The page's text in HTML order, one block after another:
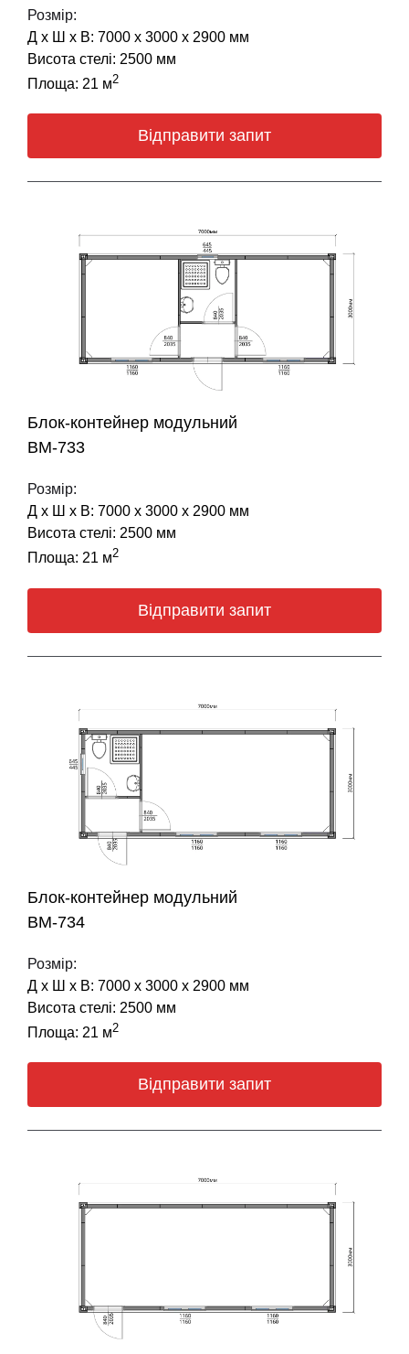
Розмір:
Д х Ш х В: 7000 х 3000 х 2900 мм
Висота стелі: 2500 мм
Площа: 21 м2
Відправити запит
Блок-контейнер модульний
BM-733
Розмір:
Д х Ш х В: 7000 х 3000 х 2900 мм
Висота стелі: 2500 мм
Площа: 21 м2
Відправити запит
Блок-контейнер модульний
BM-734
Розмір:
Д х Ш х В: 7000 х 3000 х 2900 мм
Висота стелі: 2500 мм
Площа: 21 м2
Відправити запит